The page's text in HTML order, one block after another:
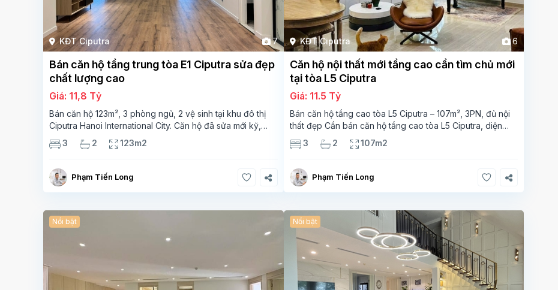
KĐT Ciputra 7
Bán căn hộ tầng trung tòa E1 Ciputra sửa đẹp
chất lượng cao
Giá: 11,8 Tỷ
Bán căn hộ 123m², 3 phòng ngủ, 2 vệ sinh tại khu đô thị
Ciputra Hanoi International City. Căn hộ đã sửa mới kỹ,
chất lượng cao, sàn gỗ, bếp hiện đại, không gian thoáng
sáng. Thông tin căn hộ: Diện tích:
3 2 123m2
Phạm Tiến Long
KĐT Ciputra 6
Căn hộ nội thất mới tầng cao cần tìm chủ mới
tại tòa L5 Ciputra
Giá: 11.5 Tỷ
Bán căn hộ tầng cao tòa L5 Ciputra – 107m², 3PN, đủ nội
thất đẹp Cần bán căn hộ tầng cao tòa L5 Ciputra, diện
tích 107m², thiết kế 3 phòng ngủ – 2 vệ sinh, không gian
rộng thoáng. Căn
3 2 107m2
Phạm Tiến Long
Nổi bật Nổi bật